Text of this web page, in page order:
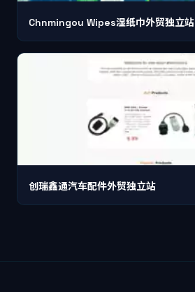
Chnmingou Wipes湿纸巾外贸独立站
创瑞鑫通汽车配件外贸独立站